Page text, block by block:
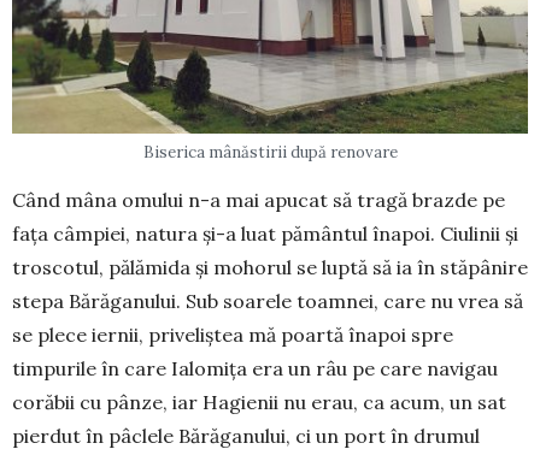
Biserica mânăstirii după renovare
Când mâna omului n-a mai apucat să tragă brazde pe
fața câmpiei, natura și-a luat pământul înapoi. Ciulinii și
troscotul, pălămida și mohorul se luptă să ia în stăpânire
stepa Bărăganului. Sub soa­rele toamnei, care nu vrea să
se plece iernii, prive­liștea mă poartă înapoi spre
timpurile în care Ialo­mița era un râu pe care na­vigau
corăbii cu pân­ze, iar Hagienii nu erau, ca acum, un sat
pierdut în pâclele Bără­ganului, ci un port în drumul